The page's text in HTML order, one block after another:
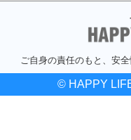
ご自身の責任のもと、安
© HAPPY